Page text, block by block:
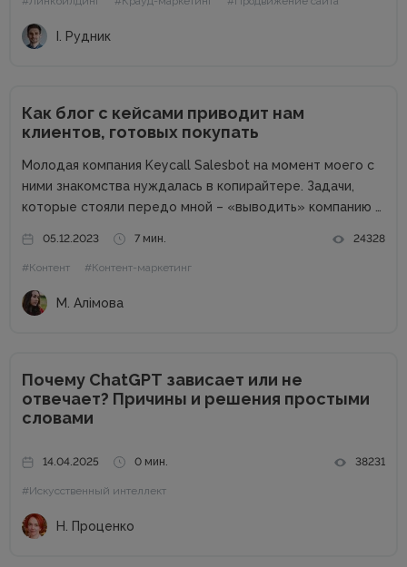
І. Рудник
Как блог с кейсами приводит нам
клиентов, готовых покупать
Молодая компания Keycall Salesbot на момент моего с
ними знакомства нуждалась в копирайтере. Задачи,
которые стояли передо мной – «выводить» компанию в
несколько размытая, но все же ясная – мне
предлагалась позиция...
05.12.2023 7 мин. 24328
#Контент #Контент-маркетинг
М. Алімова
Почему ChatGPT зависает или не
отвечает? Причины и решения простыми
словами
14.04.2025 0 мин. 38231
#Искусственный интеллект
Н. Проценко